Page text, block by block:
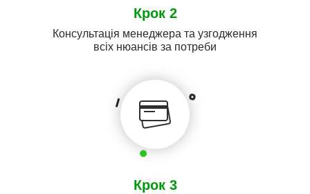
Крок 2
Консультація менеджера та узгодження
всіх нюансів за потреби
Крок 3